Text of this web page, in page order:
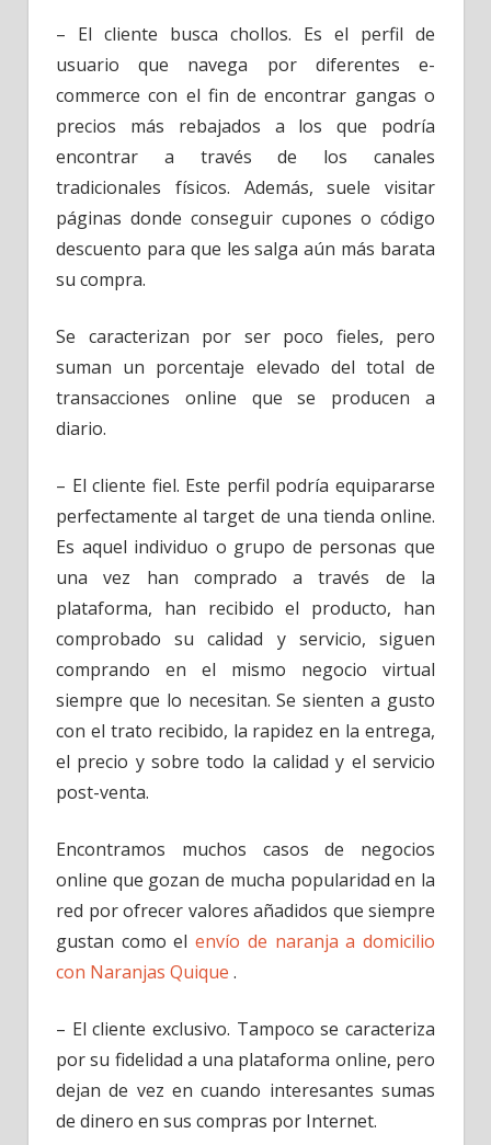
– El cliente busca chollos. Es el perfil de
usuario que navega por diferentes e-
commerce con el fin de encontrar gangas o
precios más rebajados a los que podría
encontrar a través de los canales
tradicionales físicos. Además, suele visitar
páginas donde conseguir cupones o código
descuento para que les salga aún más barata
su compra.
Se caracterizan por ser poco fieles, pero
suman un porcentaje elevado del total de
transacciones online que se producen a
diario.
– El cliente fiel. Este perfil podría equipararse
perfectamente al target de una tienda online.
Es aquel individuo o grupo de personas que
una vez han comprado a través de la
plataforma, han recibido el producto, han
comprobado su calidad y servicio, siguen
comprando en el mismo negocio virtual
siempre que lo necesitan. Se sienten a gusto
con el trato recibido, la rapidez en la entrega,
el precio y sobre todo la calidad y el servicio
post-venta.
Encontramos muchos casos de negocios
online que gozan de mucha popularidad en la
red por ofrecer valores añadidos que siempre
gustan como elenvío de naranja a domicilio
con Naranjas Quique .
– El cliente exclusivo. Tampoco se caracteriza
por su fidelidad a una plataforma online, pero
dejan de vez en cuando interesantes sumas
de dinero en sus compras por Internet.